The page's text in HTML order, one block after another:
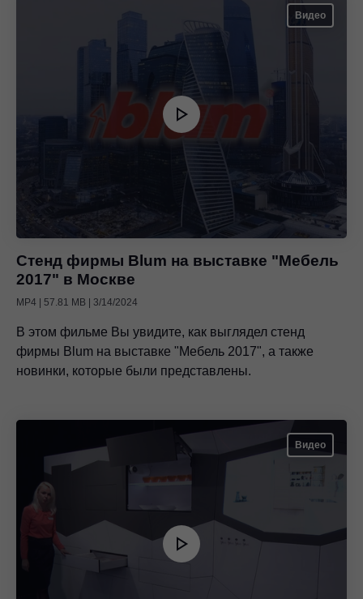
Видео
Стенд фирмы Blum на выставке "Мебель
2017" в Москве
MP4 | 57.81 MB | 3/14/2024
В этом фильме Вы увидите, как выглядел стенд
фирмы Blum на выставке "Мебель 2017", а также
новинки, которые были представлены.
Видео